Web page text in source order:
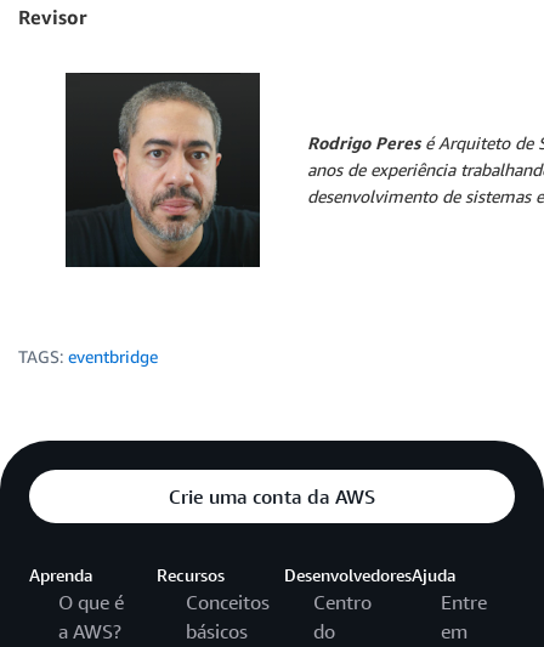
Revisor
Rodrigo Peresé Arquiteto de
anos de experiência
desenvolvimento de sistemas
TAGS: eventbridge
Crie uma conta da AWS
Aprenda
O que é
a AWS?
Recursos
Conceitos
básicos
Desenvolvedores
Centro
do
Ajuda
Entre
em